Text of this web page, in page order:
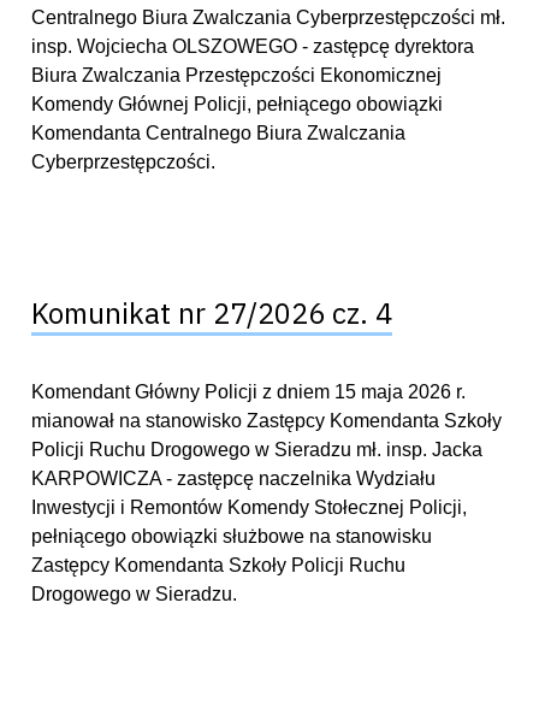
Centralnego Biura Zwalczania Cyberprzestępczości mł.
insp. Wojciecha OLSZOWEGO - zastępcę dyrektora
Biura Zwalczania Przestępczości Ekonomicznej
Komendy Głównej Policji, pełniącego obowiązki
Komendanta Centralnego Biura Zwalczania
Cyberprzestępczości.
Komunikat nr 27/2026 cz. 4
Komendant Główny Policji z dniem 15 maja 2026 r.
mianował na stanowisko Zastępcy Komendanta Szkoły
Policji Ruchu Drogowego w Sieradzu mł. insp. Jacka
KARPOWICZA - zastępcę naczelnika Wydziału
Inwestycji i Remontów Komendy Stołecznej Policji,
pełniącego obowiązki służbowe na stanowisku
Zastępcy Komendanta Szkoły Policji Ruchu
Drogowego w Sieradzu.